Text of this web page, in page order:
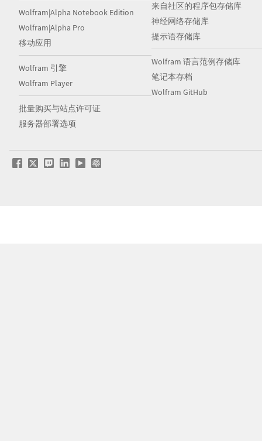
Wolfram|Alpha Notebook Edition
Wolfram|Alpha Pro
移动应用
Wolfram 引擎
Wolfram Player
批量购买与站点许可证
服务器部署选项
来自社区的程序包存储库
神经网络存储库
提示语存储库
Wolfram 语言范例存储库
笔记本存档
Wolfram GitHub